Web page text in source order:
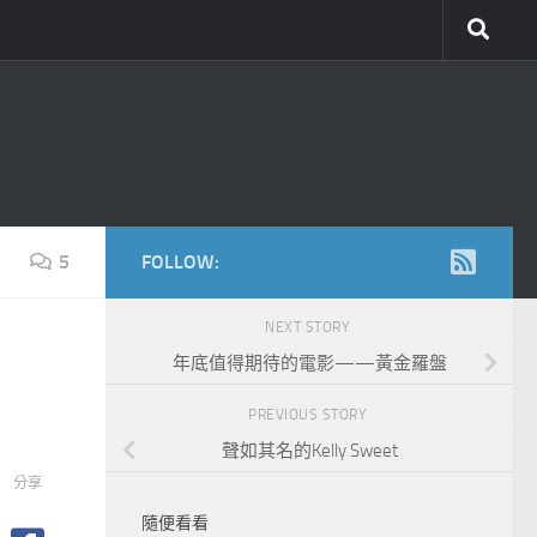
5
分享
FOLLOW:
NEXT STORY
年底值得期待的電影——黃金羅盤
PREVIOUS STORY
聲如其名的Kelly Sweet
隨便看看